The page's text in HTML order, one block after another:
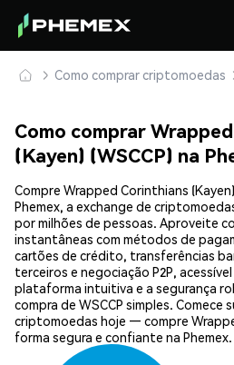
Como comprar criptomoedas
Como comprar
(Kayen) (WSCCP) na
Compre Wrapped Corinthians
Phemex, a exchange de
por milhões de pessoas. Aproveite
instantâneas com métodos de
cartões de crédito, transferências
terceiros e negociação P2P,
plataforma intuitiva e a segurança
compra de WSCCP simples. Comece
criptomoedas hoje — compre
forma segura e confiante na Phemex.